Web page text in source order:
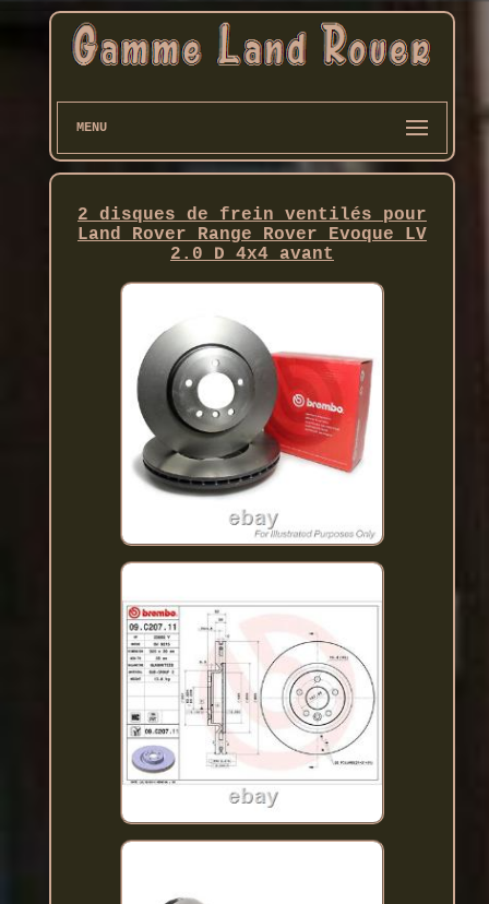
MENU
2 disques de frein ventilés pour
Land Rover Range Rover Evoque LV
2.0 D 4x4 avant